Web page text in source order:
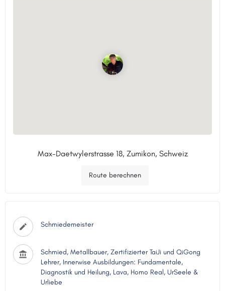
Max-Daetwylerstrasse 18, Zumikon, Schweiz
Route berechnen
Schmiedemeister
Schmied, Metallbauer, Zertifizierter TaiJi und QiGong
Lehrer, Innerwise Ausbildungen: Fundamentale,
Diagnostik und Heilung, Lava, Homo Real, UrSeele &
Urliebe